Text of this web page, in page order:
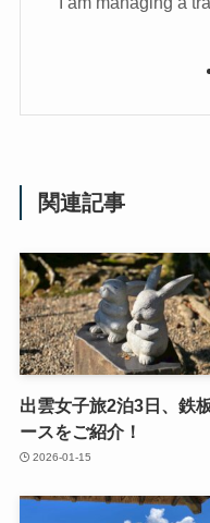
関連記事
出雲女子旅2泊3日、鉄
ースをご紹介！
2026-01-15